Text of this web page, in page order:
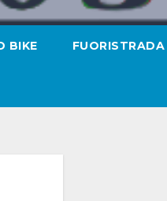
BIKE FUORISTRADA